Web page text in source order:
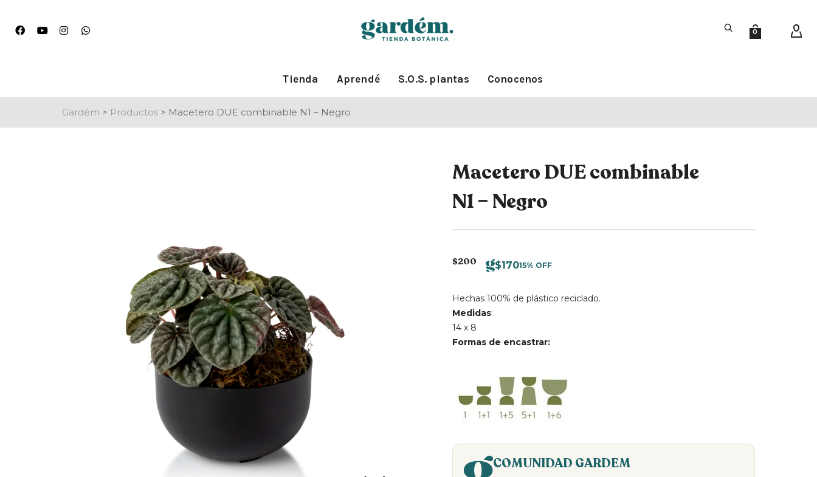
0
Tienda Aprendé S.O.S. plantas Conocenos
Gardém > Productos > Macetero DUE combinable N1 – Negro
Macetero DUE combinable
N1 – Negro
$200 $17015% OFF
Hechas 100% de plástico reciclado.
Medidas:
14 x 8
Formas de encastrar:
COMUNIDAD GARDEM